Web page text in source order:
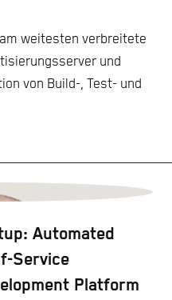
weitesten verbreitete
und
von Build-, Test- und
Automated
Service
Platform